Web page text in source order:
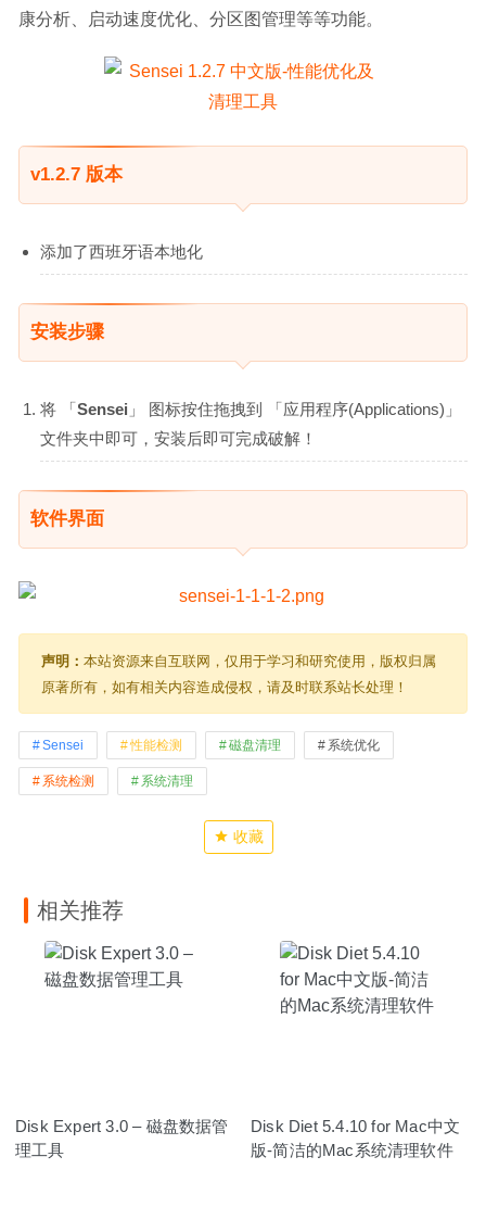
康分析、启动速度优化、分区图管理等等功能。
v1.2.7 版本
添加了西班牙语本地化
安装步骤
将 「Sensei 」 图标按住拖拽到 「应用程序(Applications)」
文件夹中即可，安装后即可完成破解！
软件界面
声明： 本站资源来自互联网，仅用于学习和研究使用，版权归属
原著所有，如有相关内容造成侵权，请及时联系站长处理！
Sensei 性能检测 磁盘清理 系统优化
系统检测 系统清理
收藏
相关推荐
Disk Expert 3.0 – 磁盘数据管
理工具
Disk Diet 5.4.10 for Mac中文
版-简洁的Mac系统清理软件